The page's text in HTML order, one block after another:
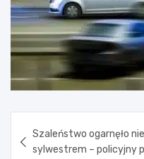
wpisu
Szaleństwo ogarnęło
sylwestrem – policyjny